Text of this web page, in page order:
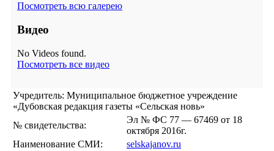
Посмотреть всю галерею
Видео
No Videos found.
Посмотреть все видео
Учредитель: Муниципальное бюджетное учреждение
«Дубовская редакция газеты «Сельская новь»
№ свидетельства:
Эл № ФС 77 — 67469 от 18
октября 2016г.
Наименование СМИ:
selskajanov.ru